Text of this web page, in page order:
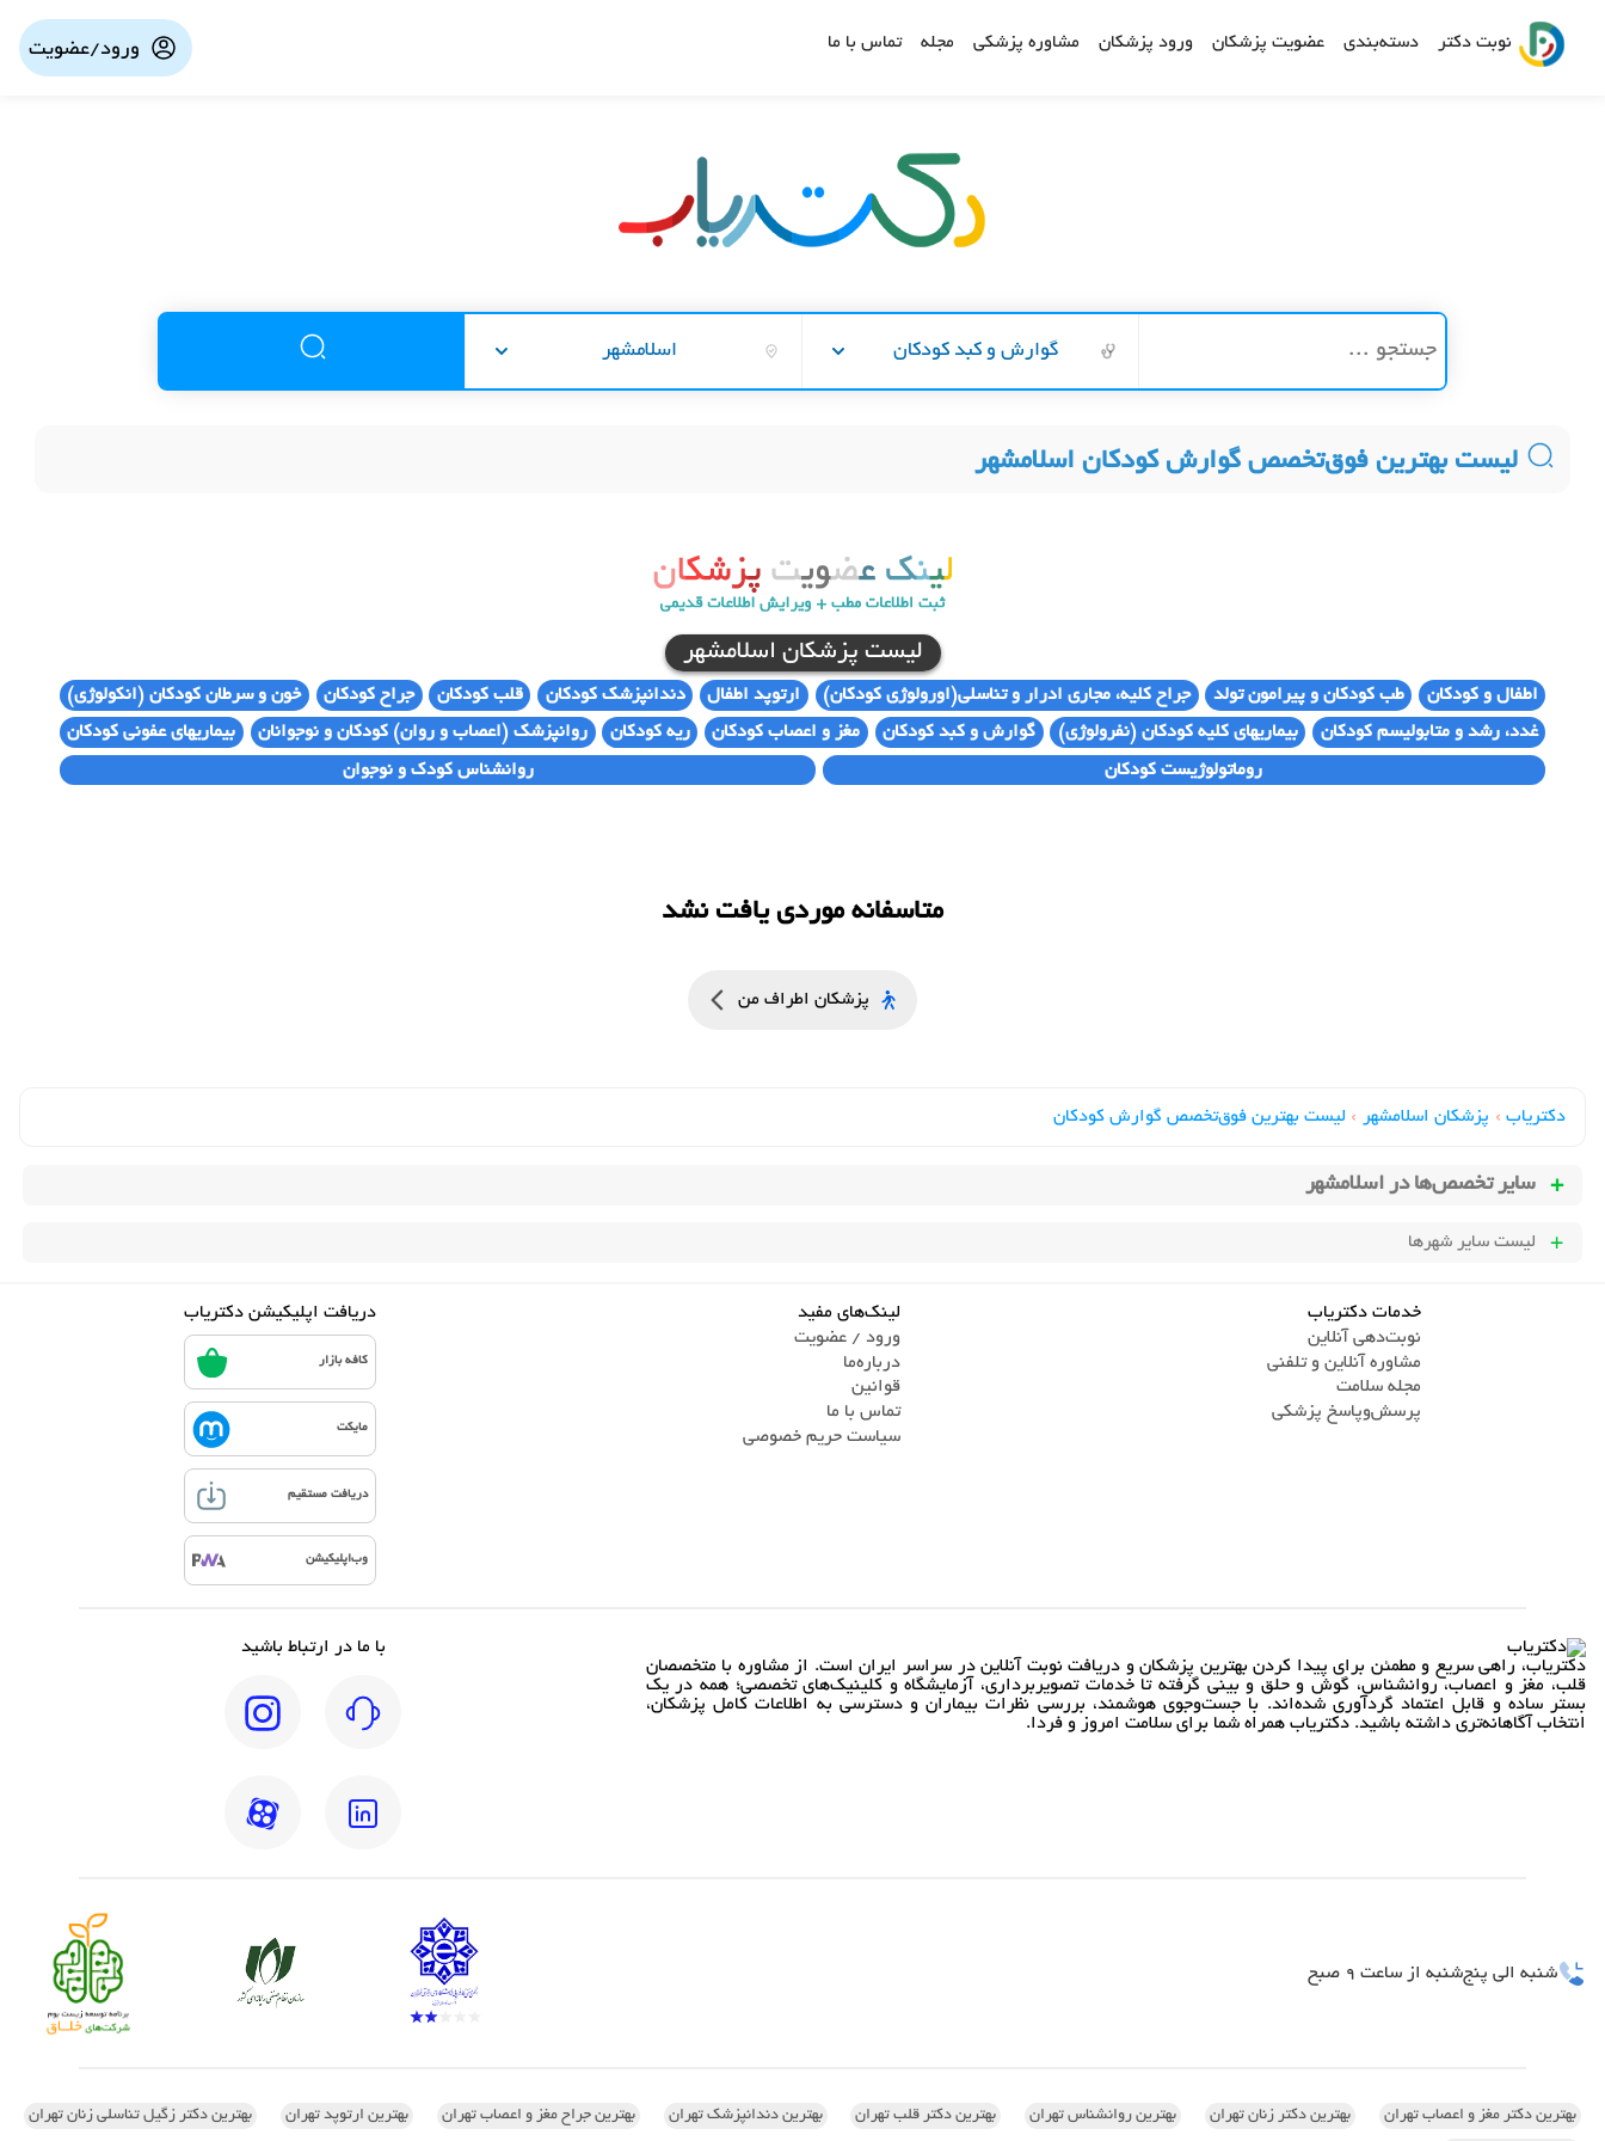
نوبت دکتر دسته‌بندی عضویت پزشکان ورود پزشکان مشاوره پزشکی مجله تماس با ما ورود/عضویت
گوارش و کبد کودکان اسلامشهر
لیست بهترین فوق‌تخصص گوارش کودکان اسلامشهر
لیست پزشکان اسلامشهر
اطفال و کودکان طب کودکان و پیرامون تولد جراح کلیه، مجاری ادرار و تناسلی(اورولوژی کودکان) ارتوپد اطفال دندانپزشک کودکان قلب کودکان جراح کودکان
خون و سرطان کودکان (انکولوژی)
غدد، رشد و متابولیسم کودکان
بیماریهای کلیه کودکان (نفرولوژی) گوارش و کبد کودکان مغز و اعصاب کودکان ریه کودکان روانپزشک (اعصاب و روان) کودکان و نوجوانان
بیماریهای عفونی کودکان
روماتولوژیست کودکان
روانشناس کودک و نوجوان
متاسفانه موردی یافت نشد
پزشکان اطراف من
دکتریاب › پزشکان اسلامشهر › لیست بهترین فوق‌تخصص گوارش کودکان
سایر تخصص‌ها در اسلامشهر
لیست سایر شهرها
خدمات دکتریاب
نوبت‌دهی آنلاین
مشاوره آنلاین و تلفنی
مجله سلامت
پرسش‌و‌پاسخ پزشکی
لینک‌های مفید
ورود / عضویت
درباره‌ما
قوانین
تماس ‌با ما
سیاست حریم خصوصی
دریافت اپلیکیشن دکتریاب
کافه بازار
مایکت
دریافت مستقیم
وب‌اپلیکیشن
دکتریاب، راهی سریع و مطمئن برای پیدا کردن بهترین پزشکان و دریافت نوبت آنلاین در سراسر ایران است. از مشاوره با متخصصان
قلب، مغز و اعصاب، روانشناس، گوش و حلق و بینی گرفته تا خدمات تصویربرداری، آزمایشگاه و کلینیک‌های تخصصی؛ همه در یک
بستر ساده و قابل اعتماد گردآوری شده‌اند. با جست‌وجوی هوشمند، بررسی نظرات بیماران و دسترسی به اطلاعات کامل پزشکان،
انتخاب آگاهانه‌تری داشته باشید. دکتریاب همراه شما برای سلامت امروز و فردا.
با ما در ارتباط باشید
شنبه الی پنج‌شنبه از ساعت 9 صبح
بهترین دکتر مغز و اعصاب تهران بهترین دکتر زنان تهران بهترین روانشناس تهران بهترین دکتر قلب تهران بهترین دندانپزشک تهران بهترین جراح مغز و اعصاب تهران بهترین ارتوپد تهران بهترین دکتر زگیل تناسلی زنان تهران